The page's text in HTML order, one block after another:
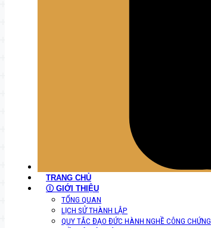
TRANG CHỦ
Ⓘ GIỚI THIỆU
TỔNG QUAN
LỊCH SỬ THÀNH LẬP
QUY TẮC ĐẠO ĐỨC HÀNH NGHỀ CÔNG CHỨNG